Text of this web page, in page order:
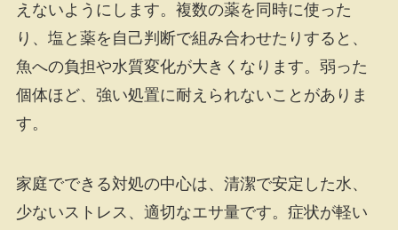
えないようにします。複数の薬を同時に使った
り、塩と薬を自己判断で組み合わせたりすると、
魚への負担や水質変化が大きくなります。弱った
個体ほど、強い処置に耐えられないことがありま
す。
家庭でできる対処の中心は、清潔で安定した水、
少ないストレス、適切なエサ量です。症状が軽い